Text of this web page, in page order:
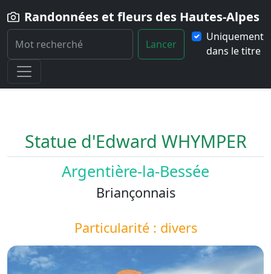
Randonnées et fleurs des Hautes-Alpes
Lancer
Uniquement
dans le titre
Home
Paysage Statue-d-Edward-WHYMPER
Statue d'Edward WHYMPER
Argentière-la-Bessée
Briançonnais
Particularité : divers